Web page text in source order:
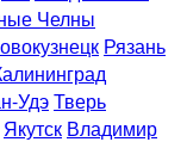
Челны
Рязань
УдэТверь
Якутск Владимир